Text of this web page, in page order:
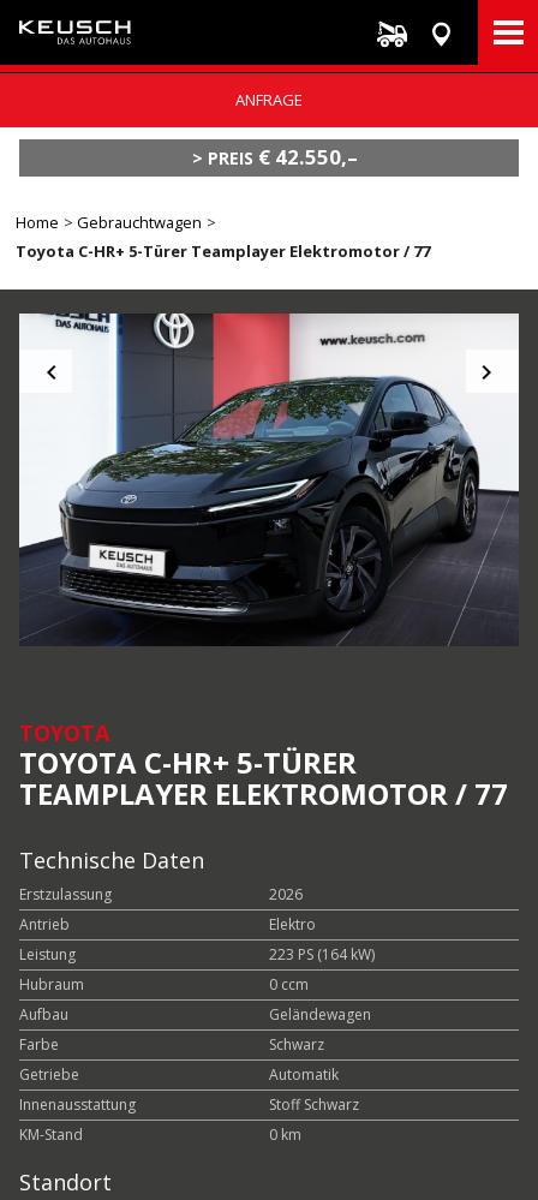
Inhalt
ANFRAGE
PREIS € 42.550,–
Breadcrumb
Home
Gebrauchtwagen
Toyota C-HR+ 5-Türer Teamplayer Elektromotor / 77
 
TOYOTA
TOYOTA C-HR+ 5-TÜRER
TEAMPLAYER ELEKTROMOTOR / 77
Technische Daten
Erstzulassung
2026
Antrieb
Elektro
Leistung
223 PS (164 kW)
Hubraum
0 ccm
Aufbau
Geländewagen
Farbe
Schwarz
Getriebe
Automatik
Innenausstattung
Stoff Schwarz
KM-Stand
0 km
Standort